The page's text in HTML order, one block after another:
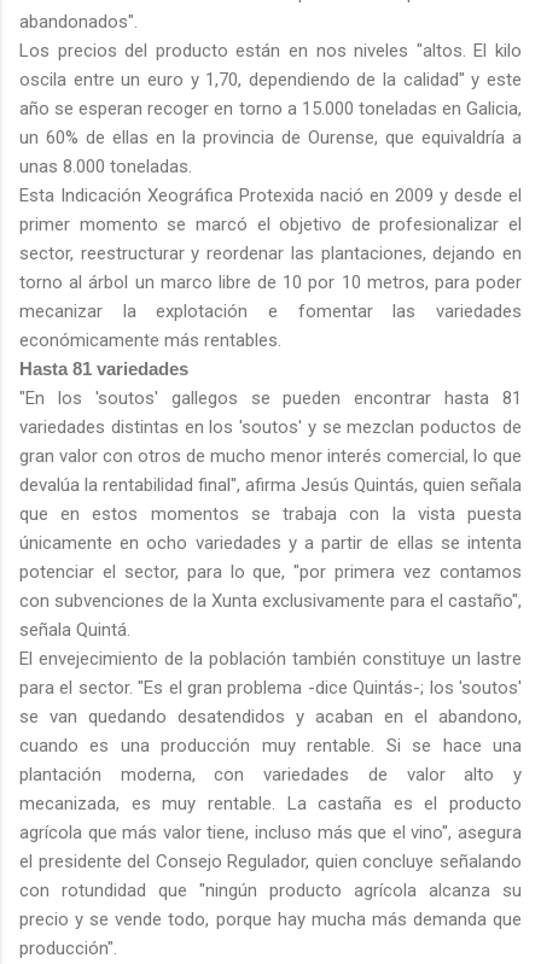
abandonados".
Los precios del producto están en nos niveles "altos. El kilo
oscila entre un euro y 1,70, dependiendo de la calidad" y este
año se esperan recoger en torno a 15.000 toneladas en Galicia,
un 60% de ellas en la provincia de Ourense, que equivaldría a
unas 8.000 toneladas.
Esta Indicación Xeográfica Protexida nació en 2009 y desde el
primer momento se marcó el objetivo de profesionalizar el
sector, reestructurar y reordenar las plantaciones, dejando en
torno al árbol un marco libre de 10 por 10 metros, para poder
mecanizar la explotación e fomentar las variedades
económicamente más rentables.
Hasta 81 variedades
"En los 'soutos' gallegos se pueden encontrar hasta 81
variedades distintas en los 'soutos' y se mezclan poductos de
gran valor con otros de mucho menor interés comercial, lo que
devalúa la rentabilidad final", afirma Jesús Quintás, quien señala
que en estos momentos se trabaja con la vista puesta
únicamente en ocho variedades y a partir de ellas se intenta
potenciar el sector, para lo que, "por primera vez contamos
con subvenciones de la Xunta exclusivamente para el castaño",
señala Quintá.
El envejecimiento de la población también constituye un lastre
para el sector. "Es el gran problema -dice Quintás-; los 'soutos'
se van quedando desatendidos y acaban en el abandono,
cuando es una producción muy rentable. Si se hace una
plantación moderna, con variedades de valor alto y
mecanizada, es muy rentable. La castaña es el producto
agrícola que más valor tiene, incluso más que el vino", asegura
el presidente del Consejo Regulador, quien concluye señalando
con rotundidad que "ningún producto agrícola alcanza su
precio y se vende todo, porque hay mucha más demanda que
producción".